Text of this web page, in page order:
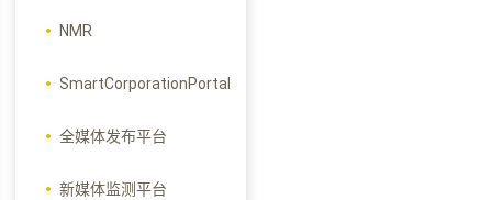
NMR
SmartCorporationPortal
全媒体发布平台
新媒体监测平台